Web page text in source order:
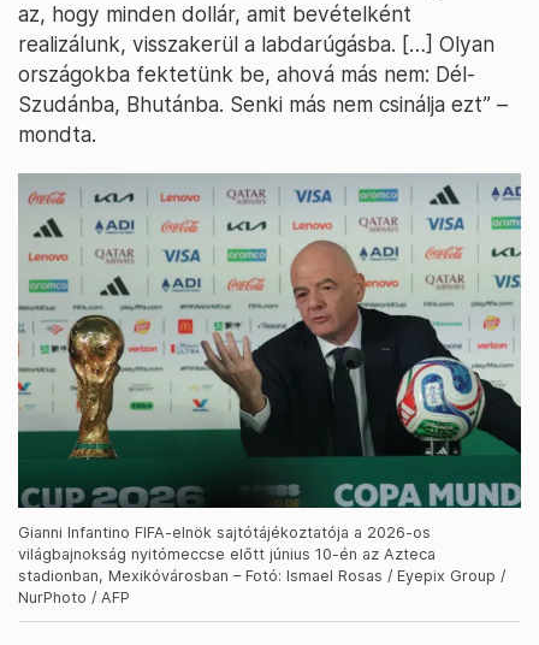
az, hogy minden dollár, amit bevételként
realizálunk, visszakerül a labdarúgásba. […] Olyan
országokba fektetünk be, ahová más nem: Dél-
Szudánba, Bhutánba. Senki más nem csinálja ezt” –
mondta.
Gianni Infantino FIFA-elnök sajtótájékoztatója a 2026-os
világbajnokság nyitómeccse előtt június 10-én az Azteca
stadionban, Mexikóvárosban – Fotó: Ismael Rosas / Eyepix Group /
NurPhoto / AFP